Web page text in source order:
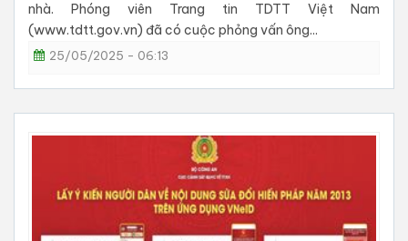
nhà. Phóng viên Trang tin TDTT Việt Nam
(www.tdtt.gov.vn) đã có cuộc phỏng vấn ông...
25/05/2025 - 06:13